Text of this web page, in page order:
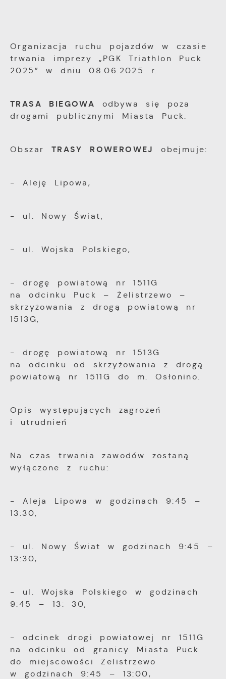
Organizacja ruchu pojazdów w czasie
trwania imprezy „PGK Triathlon Puck
2025” w dniu 08.06.2025 r.
TRASA BIEGOWA
odbywa się poza
drogami publicznymi Miasta Puck.
Obszar TRASY ROWEROWEJ obejmuje:
- Aleję Lipowa,
- ul. Nowy Świat,
- ul. Wojska Polskiego,
- drogę powiatową nr 1511G
na odcinku Puck – Żelistrzewo –
skrzyżowania z drogą powiatową nr
1513G,
- drogę powiatową nr 1513G
na odcinku od skrzyżowania z drogą
powiatową nr 1511G do m. Osłonino.
Opis występujących zagrożeń
i utrudnień
Na czas trwania zawodów zostaną
wyłączone z ruchu:
- Aleja Lipowa w godzinach 9:45 –
13:30,
- ul. Nowy Świat w godzinach 9:45 –
13:30,
- ul. Wojska Polskiego w godzinach
9:45 – 13: 30,
- odcinek drogi powiatowej nr 1511G
na odcinku od granicy Miasta Puck
do miejscowości Żelistrzewo
w godzinach 9:45 – 13:00,